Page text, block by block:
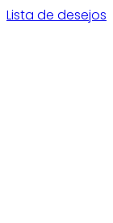
Lista de desejos